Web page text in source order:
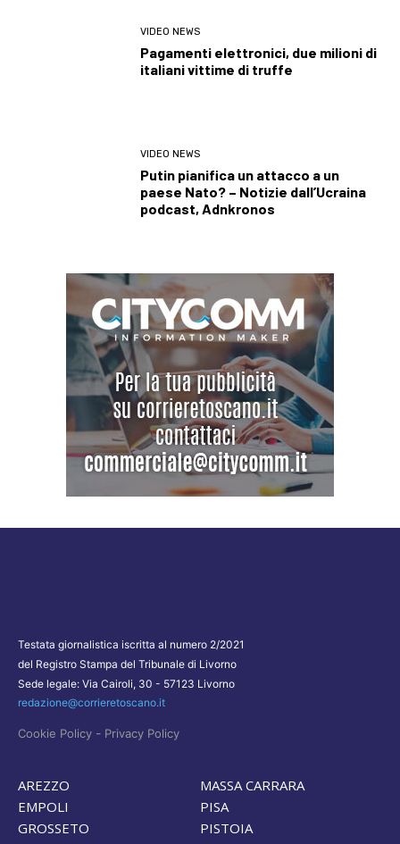
VIDEO NEWS
Pagamenti elettronici, due milioni di
italiani vittime di truffe
VIDEO NEWS
Putin pianifica un attacco a un
paese Nato? – Notizie dall’Ucraina
podcast, Adnkronos
Testata giornalistica iscritta al numero 2/2021
del Registro Stampa del Tribunale di Livorno
Sede legale: Via Cairoli, 30 - 57123 Livorno
redazione@corrieretoscano.it
Cookie Policy - Privacy Policy
AREZZO
EMPOLI
GROSSETO
MASSA CARRARA
PISA
PISTOIA